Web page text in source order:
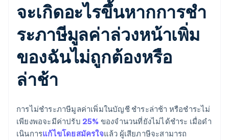
จะเกิดอะไรขึ้นหากการชํา
ระภาษีมูลค่าล่วงหน้าเพิ่ม
ของฉันไม่ถูกต้องหรือ
ล่าช้า
การไม่ชําระภาษีมูลค่าเพิ่มในบัญชี ชําระล่าช้า หรือชําระไม่
เพียงพอจะมีค่าปรับ 25% ของจํานวนที่ยังไม่ได้ชําระ เมื่อดํา
เนินการแก้ไขโดยสมัครใจแล้ว ผู้เสียภาษีจะสามารถ